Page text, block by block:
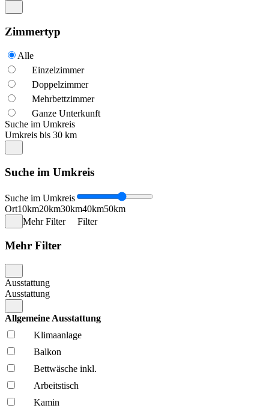
Zimmertyp
Alle
Einzelzimmer
Doppelzimmer
Mehrbettzimmer
Ganze Unterkunft
Suche im Umkreis
Umkreis bis 30 km
Suche im Umkreis
Suche im Umkreis
Ort10km20km30km40km50km
Mehr Filter
Filter
Mehr Filter
Ausstattung
Ausstattung
Allgemeine Ausstattung
Klima­anlage
Balkon
Bettwäsche inkl.
Arbeitstisch
Kamin